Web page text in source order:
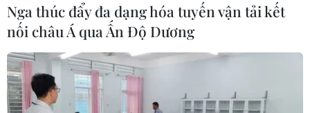
TIN CÙNG CHUYÊN MỤC
Nga thúc đẩy đa dạng hóa tuyến vận tải kết
nối châu Á qua Ấn Độ Dương